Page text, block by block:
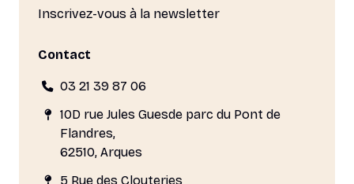
Inscrivez-vous à la newsletter
Contact
03 21 39 87 06
10D rue Jules Guesde parc du Pont de
Flandres,
62510, Arques
5 Rue des Clouteries